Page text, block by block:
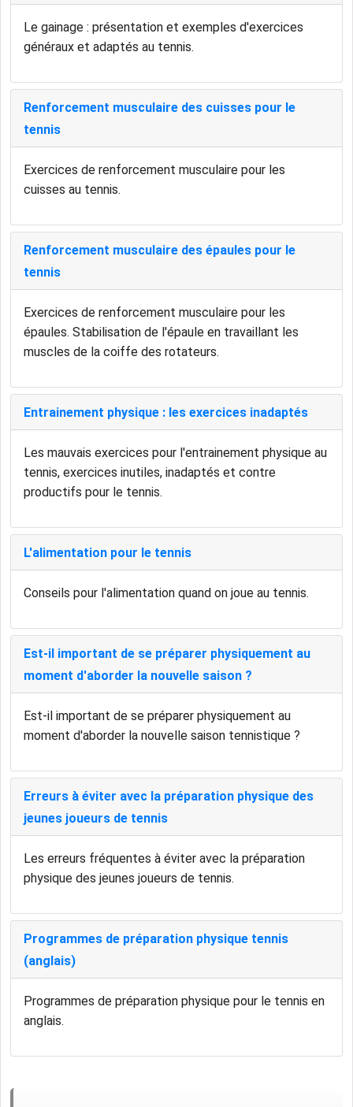
Le gainage : présentation et exemples d'exercices
généraux et adaptés au tennis.
Renforcement musculaire des cuisses pour le
tennis
Exercices de renforcement musculaire pour les
cuisses au tennis.
Renforcement musculaire des épaules pour le
tennis
Exercices de renforcement musculaire pour les
épaules. Stabilisation de l'épaule en travaillant les
muscles de la coiffe des rotateurs.
Entrainement physique : les exercices inadaptés
Les mauvais exercices pour l'entrainement physique au
tennis, exercices inutiles, inadaptés et contre
productifs pour le tennis.
L'alimentation pour le tennis
Conseils pour l'alimentation quand on joue au tennis.
Est-il important de se préparer physiquement au
moment d'aborder la nouvelle saison ?
Est-il important de se préparer physiquement au
moment d'aborder la nouvelle saison tennistique ?
Erreurs à éviter avec la préparation physique des
jeunes joueurs de tennis
Les erreurs fréquentes à éviter avec la préparation
physique des jeunes joueurs de tennis.
Programmes de préparation physique tennis
(anglais)
Programmes de préparation physique pour le tennis en
anglais.